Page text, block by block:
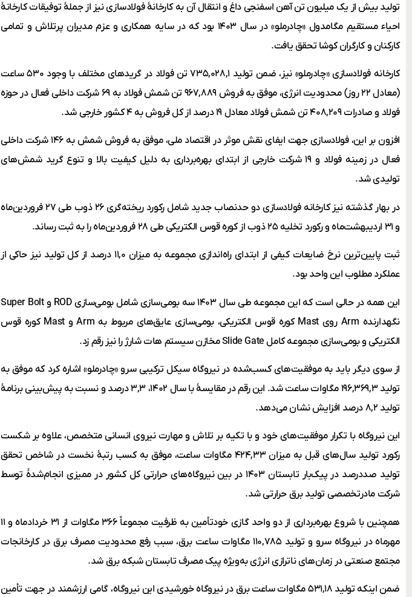
تولید بیش از یک میلیون تن آهن اسفنجی داغ و انتقال آن به کارخانۀ فولادسازی نیز از جملۀ توفیقات کارخانۀ
احیاء مستقیم مگامدول «چادرملو» در سال ۱۴۰۳ بود که در سایه همکاری و عزم مدیران پرتلاش و تمامی
کارکنان و کارگران کوشا تحقق یافت.
کارخانه فولادسازی «چادرملو» نیز، ضمن تولید ۷۳۵,۰۲۸,۱ تن فولاد در گریدهای مختلف با وجود ۵۳۰ ساعت
(معادل ۲۲ روز) محدودیت انرژی، موفق به فروش ۹۶۷,۸۸۹ تن شمش فولاد به ۶۹ شرکت داخلی فعال در حوزه
فولاد و صادرات ۴۰۸,۲۰۹ تن شمش فولاد معادل ۱۹ درصد از کل فروش به ۴ کشور خارجی شد.
افزون بر این، فولادسازی جهت ایفای نقش موثر در اقتصاد ملی، موفق به فروش شمش به ۱۴۶ شرکت داخلی
فعال در زمینه فولاد و ۱۹ شرکت خارجی از ابتدای بهره‌برداری به دلیل کیفیت بالا و تنوع گرید شمش‌های
تولیدی شد.
در بهار گذشته نیز کارخانه فولادسازی دو حدنصاب جدید شامل رکورد ریخته‌گری ۲۶ ذوب طی ۲۷ فروردین‌ماه
و ۳۱ اردیبهشت‌ماه و رکورد تخلیه ۲۵ ذوب از کوره قوس الکتریکی طی ۲۸ فروردین‌ماه را به ثبت رساند.
ثبت پایین‌ترین نرخ ضایعات کیفی از ابتدای راه‌اندازی مجموعه به میزان ۱۱,۰ درصد از کل تولید نیز حاکی از
عملکرد مطلوب این واحد بود.
این همه در حالی است که این مجموعه طی سال ۱۴۰۳ سه بومی‌سازی شامل بومی‌سازی ROD و Super Bolt
نگهدارنده Arm روی Mast کوره قوس الکتریکی، بومی‌سازی عایق‌های مربوط به Arm و Mast کوره قوس
الکتریکی و بومی‌سازی مجموعه کامل Slide Gate مخازن سیستم هات شارژ را نیز رقم زد.
از سوی دیگر باید به موفقیت‌های کسب‌شده در نیروگاه سیکل ترکیبی سرو «چادرملو» اشاره کرد که موفق به
تولید ۱۹۶,۳۶۹,۳ مگاوات ساعت شد. این رقم در مقایسۀ با سال ۱۴۰۲، ۳,۳ درصد و نسبت به پیش‌بینی برنامۀ
تولید ۸,۲ درصد افزایش نشان می‌دهد.
این نیروگاه با تکرار موفقیت‌های خود و با تکیه ‌بر تلاش و مهارت نیروی انسانی متخصص، علاوه بر شکست
رکورد تولید سال‌های قبل به میزان ۴۲۴,۳۳ مگاوات ساعت، موفق به کسب رتبۀ نخست در شاخص تحقق
تولید صددرصد در پیک‌بار تابستان ۱۴۰۳ در بین نیروگاه‌های حرارتی کل کشور در ممیزی انجام‌شدۀ توسط
شرکت مادرتخصصی تولید برق حرارتی شد.
همچنین با شروع بهره‌برداری از دو واحد گازی خودتأمین به ظرفیت مجموعاً ۳۶۶ مگاوات از ۳۱ خردادماه و ۱۱
مهرماه در نیروگاه سرو و تولید ۱۱۰,۷۸۵ مگاوات ساعت برق، سبب رفع محدودیت مصرف برق در کارخانجات
مجتمع صنعتی در زمان‌های ناترازی انرژی به‌ویژه پیک مصرف تابستان شبکه برق شد.
ضمن اینکه تولید ۵۳۱,۱۸ مگاوات ساعت برق در نیروگاه خورشیدی این نیروگاه، گامی ارزشمند در جهت تأمین